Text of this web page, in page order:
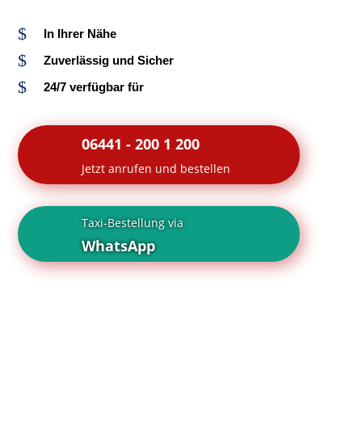
$ In Ihrer Nähe
$ Zuverlässig und Sicher
$ 24/7 verfügbar für
06441 - 200 1 200
Jetzt anrufen und bestellen
Taxi-Bestellung via
WhatsApp